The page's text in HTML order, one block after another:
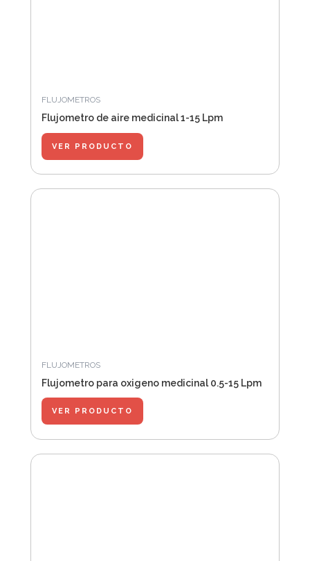
FLUJOMETROS
Flujometro de aire medicinal 1-15 Lpm
VER PRODUCTO
FLUJOMETROS
Flujometro para oxigeno medicinal 0.5-15 Lpm
VER PRODUCTO